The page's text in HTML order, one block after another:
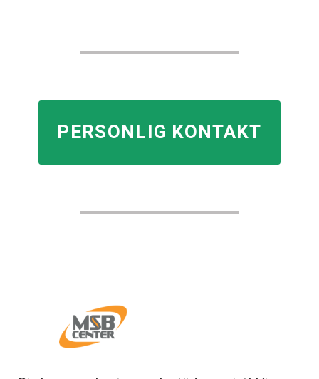
PERSONLIG KONTAKT